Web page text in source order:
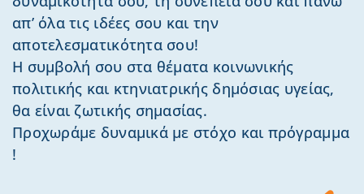
απ’ όλα τις ιδέες σου και την
αποτελεσματικότητα σου!
Η συμβολή σου στα θέματα κοινωνικής
πολιτικής και κτηνιατρικής δημόσιας υγείας,
θα είναι ζωτικής σημασίας.
Προχωράμε δυναμικά με στόχο και πρόγραμμα
!